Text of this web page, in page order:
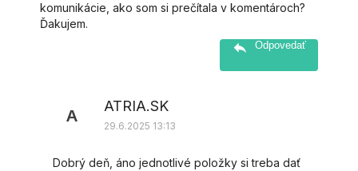
komunikácie, ako som si prečítala v komentároch?
Ďakujem.
Odpovedať
A
ATRIA.SK
29.6.2025 13:13
Dobrý deň, áno jednotlivé položky si treba dať